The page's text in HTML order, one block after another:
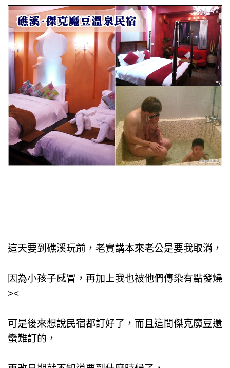
這天要到礁溪玩前，老實講本來老公是要我取消，
因為小孩子感冒，再加上我也被他們傳染有點發燒
><
可是後來想說民宿都訂好了，而且這間傑克魔豆還
蠻難訂的，